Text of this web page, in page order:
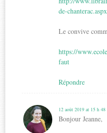
de-chanterac.aspx
Le convive
https://
faut
Répondre
12 août 2019 at 15 h
Bonjour Jeanne,